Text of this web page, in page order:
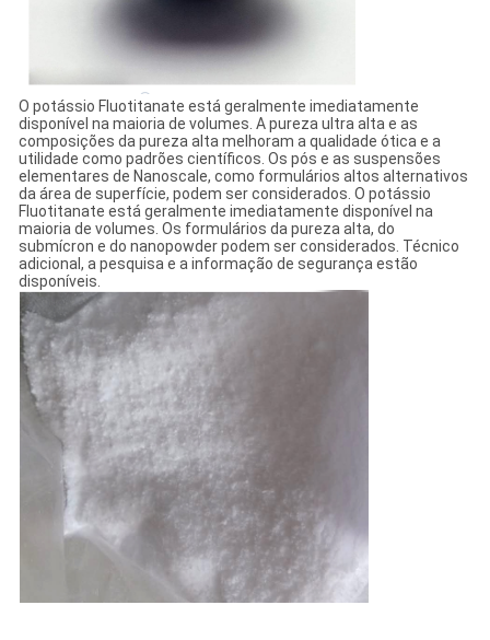
O potássio Fluotitanate está geralmente imediatamente
disponível na maioria de volumes. A pureza ultra alta e as
composições da pureza alta melhoram a qualidade ótica e a
utilidade como padrões científicos. Os pós e as suspensões
elementares de Nanoscale, como formulários altos alternativos
da área de superfície, podem ser considerados. O potássio
Fluotitanate está geralmente imediatamente disponível na
maioria de volumes. Os formulários da pureza alta, do
submícron e do nanopowder podem ser considerados. Técnico
adicional, a pesquisa e a informação de segurança estão
disponíveis.